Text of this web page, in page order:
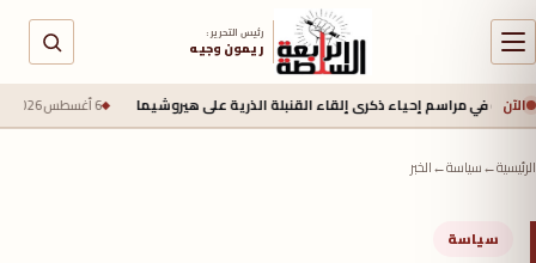
رئيس التحرير :
ريمون وجيه
الآن إحياء ذكرى إلقاء القنبلة الذرية على هيروشيما 6 أغسطس 2026 - 6:50 ص جيش
الرئيسية←سياسة←الخبر
سياسة